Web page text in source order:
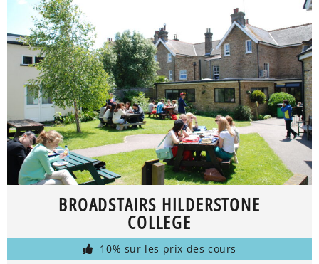
BROADSTAIRS HILDERSTONE
COLLEGE
-10% sur les prix des cours